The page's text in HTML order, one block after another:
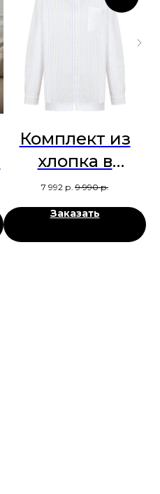
Комплект из
хлопка в
полоску
7 992 р. 9 990 р.
Заказать